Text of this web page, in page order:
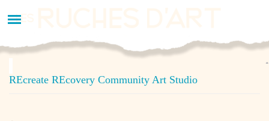
au
REcreate REcovery Community Art Studio